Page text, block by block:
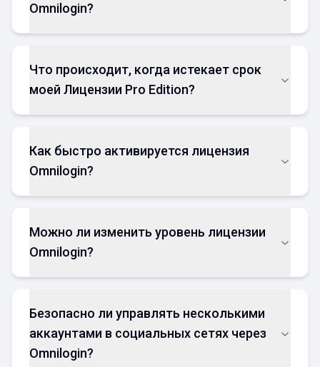
Omnilogin?
Что происходит, когда истекает срок
моей Лицензии Pro Edition?
Как быстро активируется лицензия
Omnilogin?
Можно ли изменить уровень лицензии
Omnilogin?
Безопасно ли управлять несколькими
аккаунтами в социальных сетях через
Omnilogin?